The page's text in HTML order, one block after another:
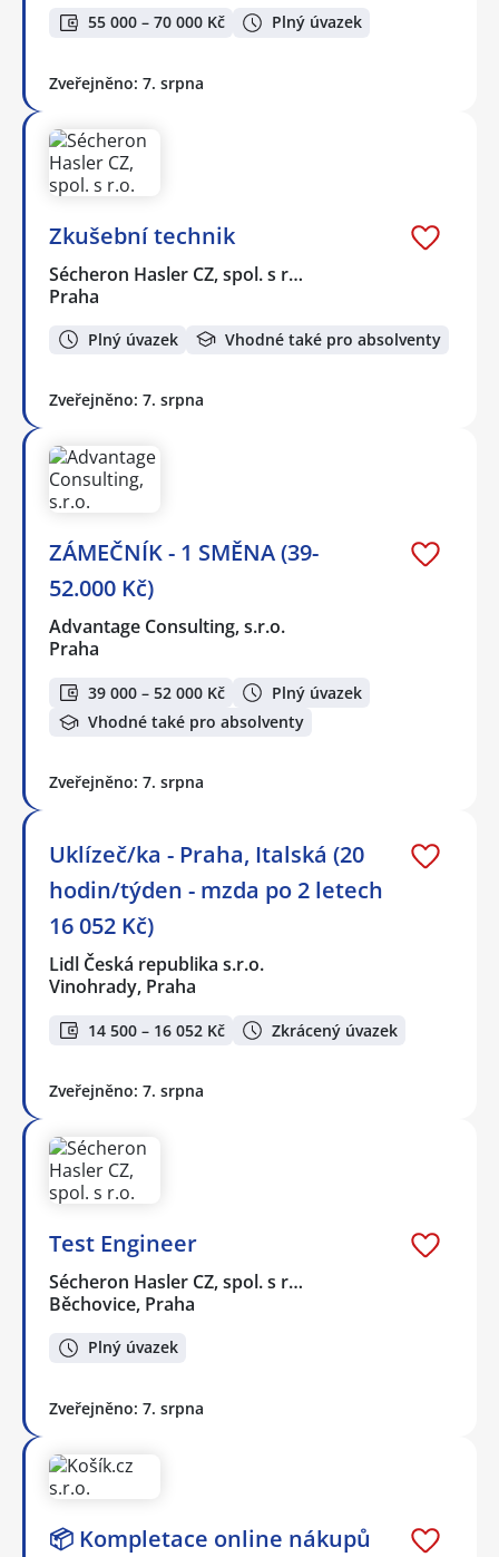
55 000 – 70 000 Kč Plný úvazek
Zveřejněno: 7. srpna
Zkušební technik
Sécheron Hasler CZ, spol. s r…
Praha
Plný úvazek Vhodné také pro absolventy
Zveřejněno: 7. srpna
ZÁMEČNÍK - 1 SMĚNA (39-
52.000 Kč)
Advantage Consulting, s.r.o.
Praha
39 000 – 52 000 Kč
Plný úvazek
Vhodné také pro absolventy
Zveřejněno: 7. srpna
Uklízeč/ka - Praha, Italská (20
hodin/týden - mzda po 2 letech
16 052 Kč)
Lidl Česká republika s.r.o.
Vinohrady, Praha
14 500 – 16 052 Kč Zkrácený úvazek
Zveřejněno: 7. srpna
Test Engineer
Sécheron Hasler CZ, spol. s r…
Běchovice, Praha
Plný úvazek
Zveřejněno: 7. srpna
📦 Kompletace online nákupů